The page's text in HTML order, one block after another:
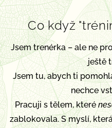
🧘‍♀️Co když
Jsem trenérka – ale ne
ještě
Jsem tu, abych ti
nechce
Pracuji s tělem, které
zablokovala. S myslí,